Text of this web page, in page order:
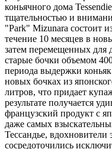
коньячного дома
тщательностью и
"Park" Mizunara состоит
течение 10 месяцев в
затем перемещенных для
старые бочки объемом
периода выдержки коньяк
новых бочках из
литров, что придает
результате получается
французский продукт с
даже самых
Тессандье, вдохновители
сосредоточились